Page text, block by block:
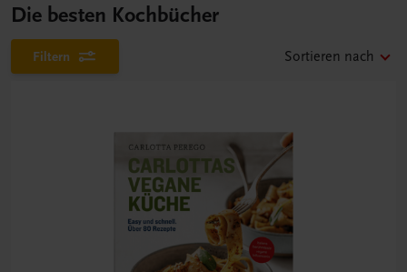
Die besten Kochbücher
Filtern Sortieren nach